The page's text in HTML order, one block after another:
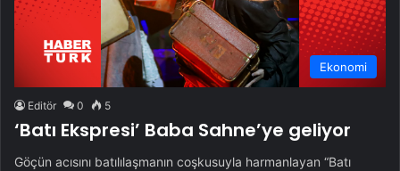
Ekonomi
Editör 0 5
‘Batı Ekspresi’ Baba Sahne’ye geliyor
Göçün acısını batılılaşmanın coşkusuyla harmanlayan “Batı